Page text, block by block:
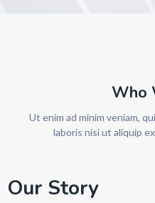
Who
Ut enim ad minim veniam,
laboris nisi ut aliquip
Our Story